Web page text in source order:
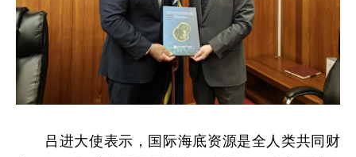
吕进大使表示，国际海底资源是全人类共同财